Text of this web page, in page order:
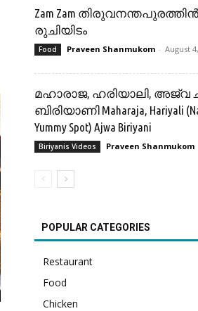
Zam Zam
രുചിയിടം
Food Praveen Shanmukom - August
മഹാരാജ, ഹരിയാലി, അജ്‌വ
ബിരിയാണി Maharaja, Hariyali
Yummy Spot) Ajwa Biriyani
Biriyanis Videos Praveen Shanmukom
POPULAR CATEGORIES
Restaurant
Food
Chicken